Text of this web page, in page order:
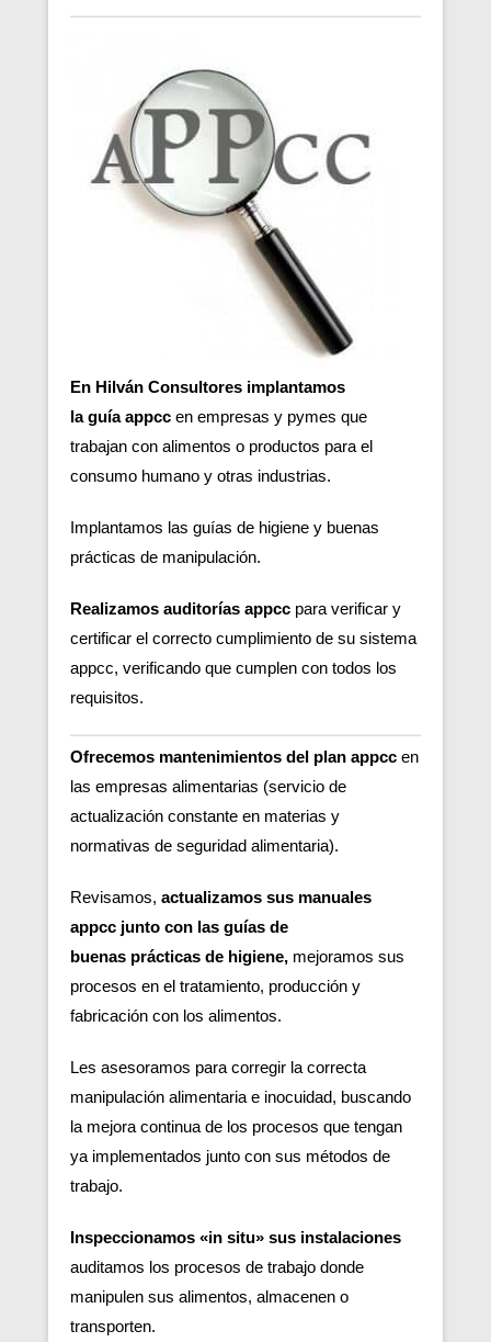
En Hilván Consultores implantamos
la guía appcc en empresas y pymes que
trabajan con alimentos o productos para el
consumo humano y otras industrias.
Implantamos las guías de higiene y buenas
prácticas de manipulación.
Realizamos auditorías appcc para verificar y
certificar el correcto cumplimiento de su sistema
appcc, verificando que cumplen con todos los
requisitos.
Ofrecemos mantenimientos del plan appcc en
las empresas alimentarias (servicio de
actualización constante en materias y
normativas de seguridad alimentaria).
Revisamos, actualizamos sus manuales
appcc junto con las guías de
buenas prácticas de higiene, mejoramos sus
procesos en el tratamiento, producción y
fabricación con los alimentos.
Les asesoramos para corregir la correcta
manipulación alimentaria e inocuidad, buscando
la mejora continua de los procesos que tengan
ya implementados junto con sus métodos de
trabajo.
Inspeccionamos «in situ» sus instalaciones
auditamos los procesos de trabajo donde
manipulen sus alimentos, almacenen o
transporten.